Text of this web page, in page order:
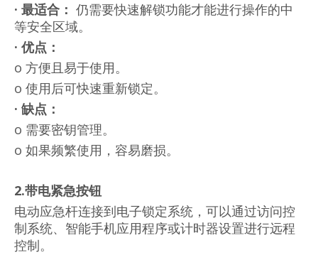
· 最适合： 仍需要快速解锁功能才能进行操作的中
等安全区域。
· 优点：
o 方便且易于使用。
o 使用后可快速重新锁定。
· 缺点：
o 需要密钥管理。
o 如果频繁使用，容易磨损。
2.带电紧急按钮
电动应急杆连接到电子锁定系统，可以通过访问控
制系统、智能手机应用程序或计时器设置进行远程
控制。